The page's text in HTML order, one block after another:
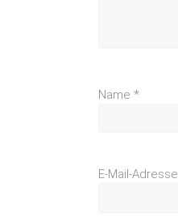
Name *
E-Mail-Adresse